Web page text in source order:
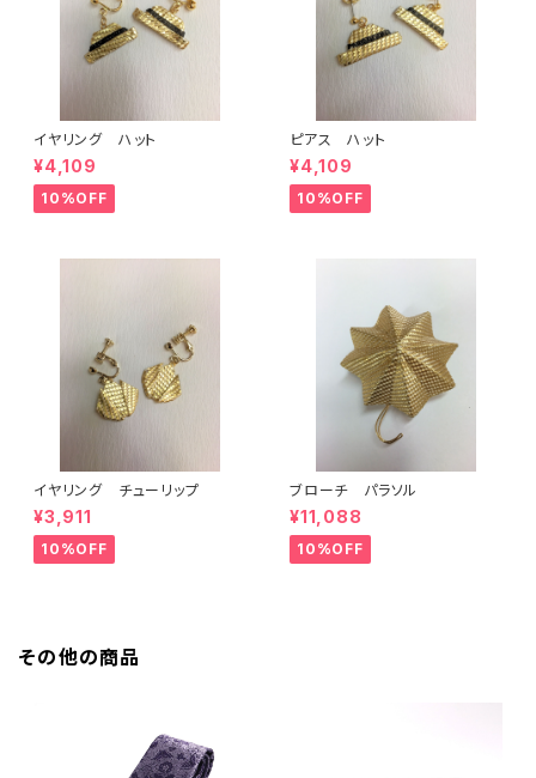
イヤリング ハット
¥4,109
10%OFF
ピアス ハット
¥4,109
10%OFF
イヤリング チューリップ
¥3,911
10%OFF
ブローチ パラソル
¥11,088
10%OFF
その他の商品